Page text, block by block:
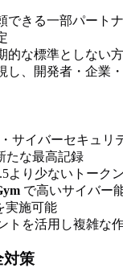
できる一部パート
的な標準としない
し、開発者・企業
サイバーセキュリ
たな最高記録
より少ないトーク
で高いサイバー
実施可能
トを活用し複雑な
対策